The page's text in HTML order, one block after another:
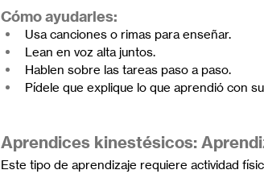
Cómo ayudarles:
Usa canciones o rimas para enseñar.
Lean en voz alta juntos.
Hablen sobre las tareas paso a paso.
Pídele que explique lo que aprendió con
Aprendices kinestésicos:
Este tipo de aprendizaje requiere actividad